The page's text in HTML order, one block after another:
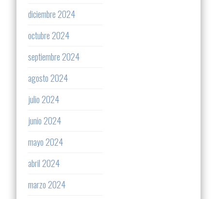
diciembre 2024
octubre 2024
septiembre 2024
agosto 2024
julio 2024
junio 2024
mayo 2024
abril 2024
marzo 2024